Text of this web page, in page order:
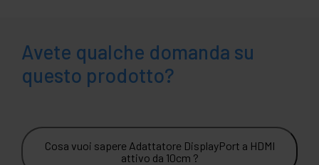
Avete qualche domanda su
questo prodotto?
Cosa vuoi sapere Adattatore DisplayPort a HDMI
attivo da 10cm ?